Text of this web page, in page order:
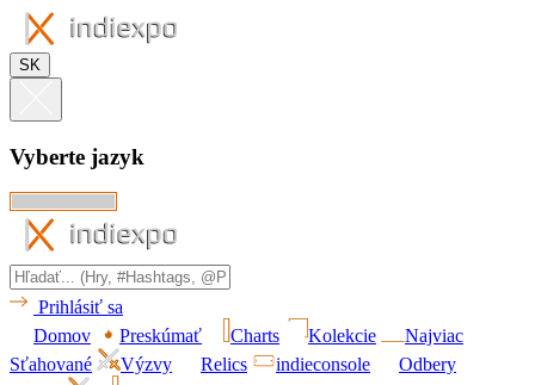
SK
Vyberte jazyk
Prihlásiť sa
Domov
Preskúmať Charts Kolekcie
Najviac
Sťahované
Výzvy Relics indieconsole Odbery